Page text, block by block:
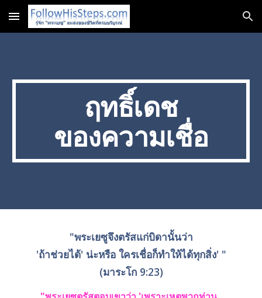
Skip to main content Skip to navigation
ฤทธิ์เดช
ของความเชื่อ
"พระเยซูจึงตรัสแก่บิดานั้นว่า
'ถ้าช่วยได้' น่ะหรือ ใครเชื่อก็ทำให้ได้ทุกสิ่ง' "
(มาระโก 9:23)